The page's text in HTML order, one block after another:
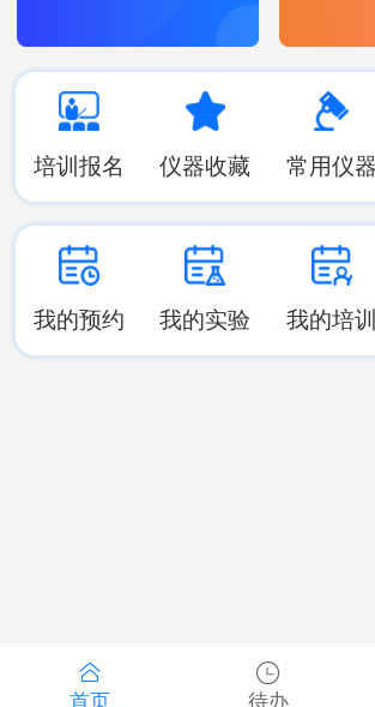
培训报名 仪器收藏 常用仪器
我的预约 我的实验 我的培训
首页 待办